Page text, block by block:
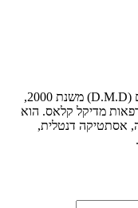
ד"ר סאמר חאטר הוא דוקטור לרפואת שיניים (D.M.D) משנת 2000,
צוות מרפאות מדיקל קלאס. הוא
אסתטיקה דנטלית,